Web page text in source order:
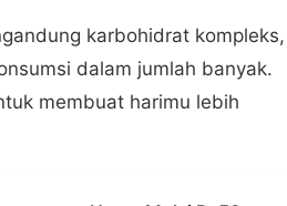
karbohidrat kompleks,
dalam jumlah banyak.
membuat harimu lebih